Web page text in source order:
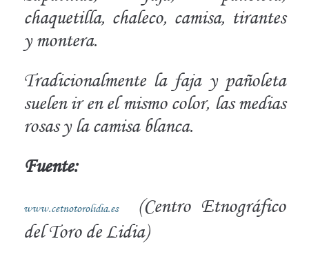
chaquetilla, chaleco, camisa, tirantes
y montera.
Tradicionalmente la faja y pañoleta
suelen ir en el mismo color, las medias
rosas y la camisa blanca.
Fuente:
www.cetnotorolidia.es(Centro Etnográfico
del Toro de Lidia)